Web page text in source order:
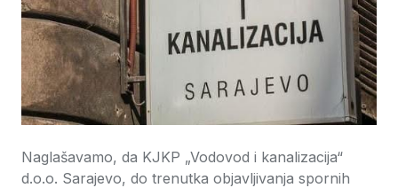
Naglašavamo, da KJKP „Vodovod i kanalizacija“
d.o.o. Sarajevo, do trenutka objavljivanja spornih